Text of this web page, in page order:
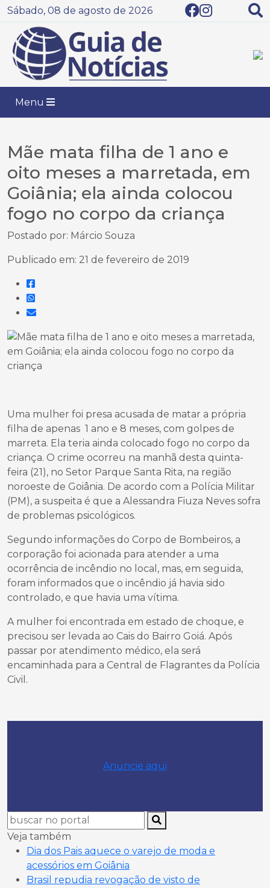
Sábado, 08 de agosto de 2026
Menu
Mãe mata filha de 1 ano e
oito meses a marretada, em
Goiânia; ela ainda colocou
fogo no corpo da criança
Postado por: Márcio Souza
Publicado em: 21 de fevereiro de 2019
Uma mulher foi presa acusada de matar a própria
filha de apenas 1 ano e 8 meses, com golpes de
marreta. Ela teria ainda colocado fogo no corpo da
criança. O crime ocorreu na manhã desta quinta-
feira (21), no Setor Parque Santa Rita, na região
noroeste de Goiânia. De acordo com a Polícia Militar
(PM), a suspeita é que a Alessandra Fiuza Neves sofra
de problemas psicológicos.
Segundo informações do Corpo de Bombeiros, a
corporação foi acionada para atender a uma
ocorrência de incêndio no local, mas, em seguida,
foram informados que o incêndio já havia sido
controlado, e que havia uma vítima.
A mulher foi encontrada em estado de choque, e
precisou ser levada ao Cais do Bairro Goiá. Após
passar por atendimento médico, ela será
encaminhada para a Central de Flagrantes da Polícia
Civil.
Anuncie aqui
Veja também
Dia dos Pais aquece o varejo de moda e
acessórios em Goiânia
Brasil repudia revogação de visto de